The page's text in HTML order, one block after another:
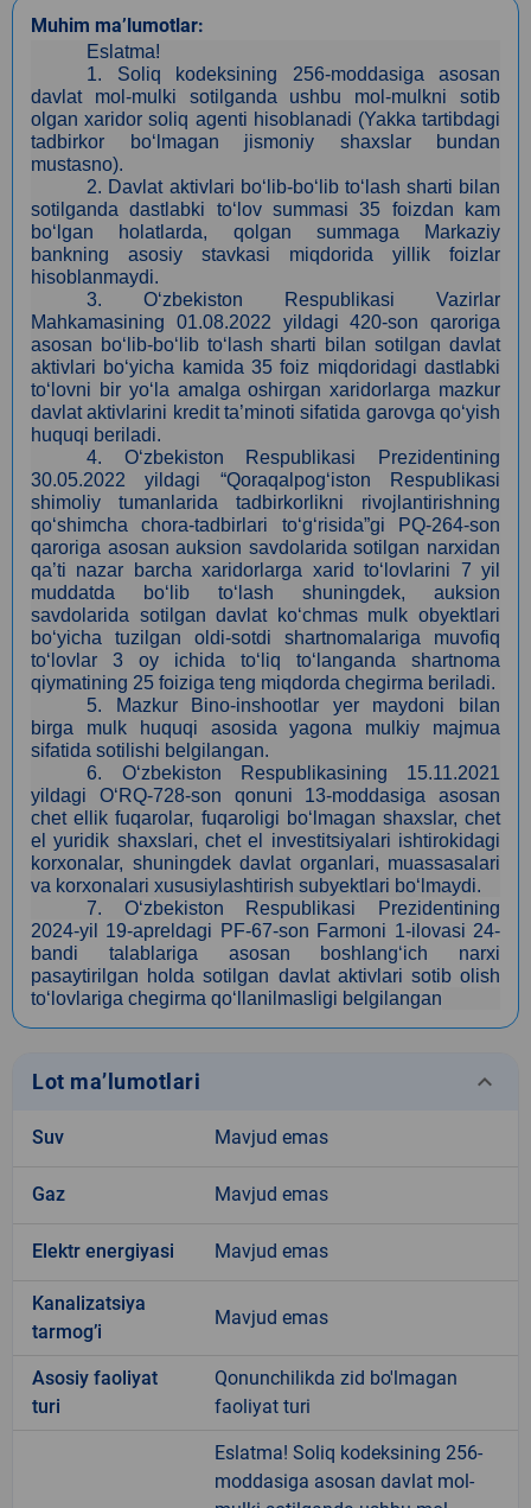
Muhim ma’lumotlar:
Eslatma!
1. Soliq kodeksining 256-moddasiga asosan
davlat mol-mulki sotilganda ushbu mol-mulkni sotib
olgan xaridor soliq agenti hisoblanadi (Yakka tartibdagi
tadbirkor bo‘lmagan jismoniy shaxslar bundan
mustasno).
2. Davlat aktivlari bo‘lib-bo‘lib to‘lash sharti bilan
sotilganda dastlabki to‘lov summasi 35 foizdan kam
bo‘lgan holatlarda, qolgan summaga Markaziy
bankning asosiy stavkasi miqdorida yillik foizlar
hisoblanmaydi.
3. O‘zbekiston Respublikasi Vazirlar
Mahkamasining 01.08.2022 yildagi 420-son qaroriga
asosan bo‘lib-bo‘lib to‘lash sharti bilan sotilgan davlat
aktivlari bo‘yicha kamida 35 foiz miqdoridagi dastlabki
to‘lovni bir yo‘la amalga oshirgan xaridorlarga mazkur
davlat aktivlarini kredit ta’minoti sifatida garovga qo‘yish
huquqi beriladi.
4. O‘zbekiston Respublikasi Prezidentining
30.05.2022 yildagi “Qoraqalpog‘iston Respublikasi
shimoliy tumanlarida tadbirkorlikni rivojlantirishning
qo‘shimcha chora-tadbirlari to‘g‘risida”gi PQ-264-son
qaroriga asosan auksion savdolarida sotilgan narxidan
qa’ti nazar barcha xaridorlarga xarid to‘lovlarini 7 yil
muddatda bo‘lib to‘lash shuningdek, auksion
savdolarida sotilgan davlat ko‘chmas mulk obyektlari
bo‘yicha tuzilgan oldi-sotdi shartnomalariga muvofiq
to‘lovlar 3 oy ichida to‘liq to‘langanda shartnoma
qiymatining 25 foiziga teng miqdorda chegirma beriladi.
5.
Mazkur Bino-inshootlar yer maydoni bilan
birga mulk huquqi asosida yagona mulkiy majmua
sifatida sotilishi belgilangan.
6. O‘zbekiston Respublikasining 15.11.2021
yildagi O‘RQ-728-son qonuni 13-moddasiga asosan
сhet ellik fuqarolar, fuqaroligi bo‘lmagan shaxslar, chet
el yuridik shaxslari, chet el investitsiyalari ishtirokidagi
korxonalar, shuningdek davlat organlari, muassasalari
va korxonalari xususiylashtirish subyektlari bo‘lmaydi.
7. O‘zbekiston Respublikasi Prezidentining
2024-yil 19-apreldagi PF-67-son Farmoni 1-ilovasi 24-
bandi talablariga asosan boshlang‘ich narxi
pasaytirilgan holda sotilgan davlat aktivlari sotib olish
to‘lovlariga chegirma qo‘llanilmasligi belgilangan
Lot ma’lumotlari keyboard_arrow_down
Suv Mavjud emas
Gaz Mavjud emas
Elektr energiyasi Mavjud emas
Kanalizatsiya
tarmogʼi
Mavjud emas
Аsosiy faoliyat
turi
Qonunchilikda zid bo'lmagan
faoliyat turi
Eslatma! Soliq kodeksining 256-
moddasiga asosan davlat mol-